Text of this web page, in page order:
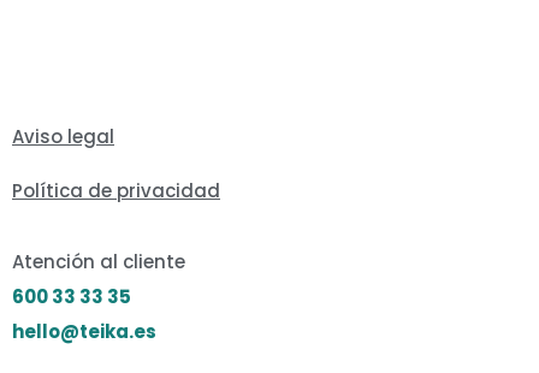
Aviso legal
Política de privacidad
Atención al cliente
600 33 33 35
hello@teika.es